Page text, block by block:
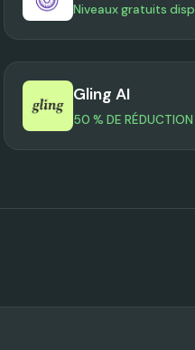
Niveaux gratuits
Gling AI
50 % DE RÉDUCTION